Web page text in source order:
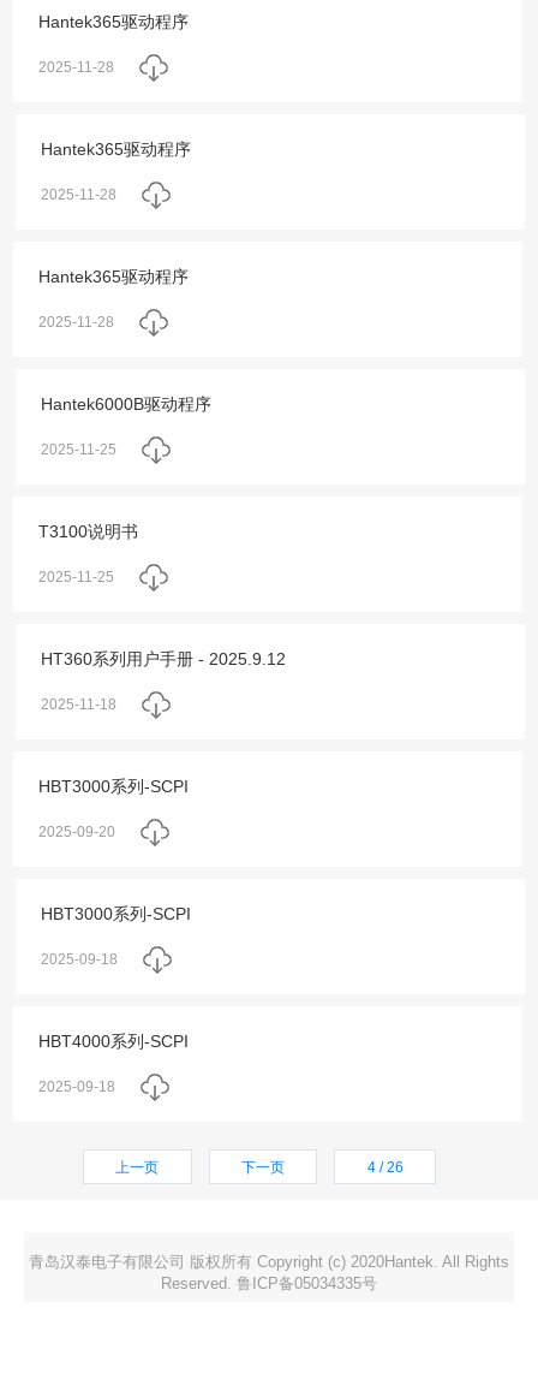
Hantek365驱动程序
2025-11-28
Hantek365驱动程序
2025-11-28
Hantek365驱动程序
2025-11-28
Hantek6000B驱动程序
2025-11-25
T3100说明书
2025-11-25
HT360系列用户手册 - 2025.9.12
2025-11-18
HBT3000系列-SCPI
2025-09-20
HBT3000系列-SCPI
2025-09-18
HBT4000系列-SCPI
2025-09-18
上一页 下一页 4 / 26
青岛汉泰电子有限公司 版权所有 Copyright (c) 2020Hantek. All Rights
Reserved. 鲁ICP备05034335号